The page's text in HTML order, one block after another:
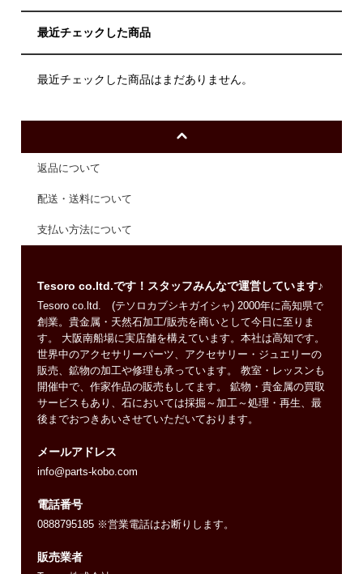
最近チェックした商品
最近チェックした商品はまだありません。
返品について
配送・送料について
支払い方法について
Tesoro co.ltd.です！スタッフみんなで運営しています♪
Tesoro co.ltd. (テソロカブシキガイシャ) 2000年に高知県で
創業。貴金属・天然石加工/販売を商いとして今日に至りま
す。 大阪南船場に実店舗を構えています。本社は高知です。
世界中のアクセサリーパーツ、アクセサリー・ジュエリーの
販売、鉱物の加工や修理も承っています。 教室・レッスンも
開催中で、作家作品の販売もしてます。 鉱物・貴金属の買取
サービスもあり、石においては採掘～加工～処理・再生、最
後までおつきあいさせていただいております。
メールアドレス
info@parts-kobo.com
電話番号
0888795185 ※営業電話はお断りします。
販売業者